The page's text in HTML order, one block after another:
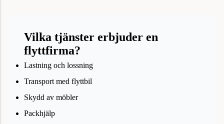
Vilka tjänster erbjuder en
flyttfirma?
Lastning och lossning
Transport med flyttbil
Skydd av möbler
Packhjälp